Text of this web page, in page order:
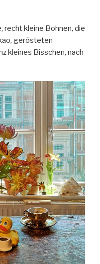
recht kleine Bohnen, die
gerösteten
kleines Bisschen, nach